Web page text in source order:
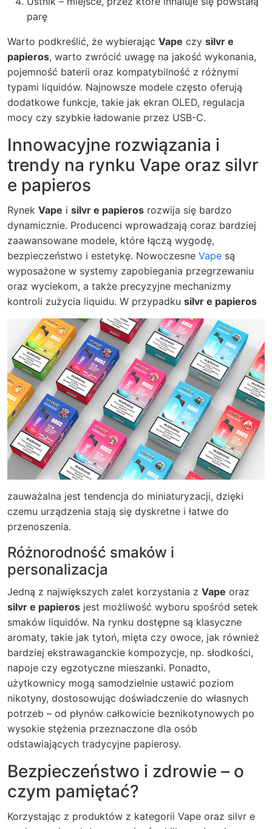
parę
Warto podkreślić, że wybierając Vape czy silvr e
papieros, warto zwrócić uwagę na jakość wykonania,
pojemność baterii oraz kompatybilność z różnymi
typami liquidów. Najnowsze modele często oferują
dodatkowe funkcje, takie jak ekran OLED, regulacja
mocy czy szybkie ładowanie przez USB-C.
Innowacyjne rozwiązania i
trendy na rynku Vape oraz silvr
e papieros
Rynek Vape i silvr e papieros rozwija się bardzo
dynamicznie. Producenci wprowadzają coraz bardziej
zaawansowane modele, które łączą wygodę,
bezpieczeństwo i estetykę. Nowoczesne Vape są
wyposażone w systemy zapobiegania przegrzewaniu
oraz wyciekom, a także precyzyjne mechanizmy
kontroli zużycia liquidu. W przypadku silvr e papieros
zauważalna jest tendencja do miniaturyzacji, dzięki
czemu urządzenia stają się dyskretne i łatwe do
przenoszenia.
Różnorodność smaków i
personalizacja
Jedną z największych zalet korzystania z Vape oraz
silvr e papieros jest możliwość wyboru spośród setek
smaków liquidów. Na rynku dostępne są klasyczne
aromaty, takie jak tytoń, mięta czy owoce, jak również
bardziej ekstrawaganckie kompozycje, np. słodkości,
napoje czy egzotyczne mieszanki. Ponadto,
użytkownicy mogą samodzielnie ustawić poziom
nikotyny, dostosowując doświadczenie do własnych
potrzeb – od płynów całkowicie beznikotynowych po
wysokie stężenia przeznaczone dla osób
odstawiających tradycyjne papierosy.
Bezpieczeństwo i zdrowie – o
czym pamiętać?
Korzystając z produktów z kategorii Vape oraz silvr e